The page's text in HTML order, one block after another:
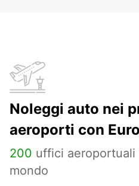
Noleggi auto nei
aeroporti con
200 uffici
mondo